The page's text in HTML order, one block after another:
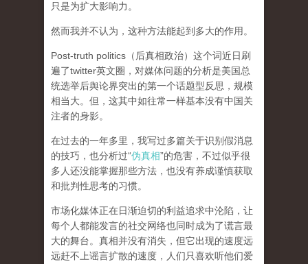
只是为扩大影响力。
然而我并不认为，这种方法能起到多大的作用。
Post-truth politics（后真相政治）这个词近日刷
遍了twitter英文圈，对媒体问题的分析是美国总
统选举后舆论界突出的第一个话题型反思，规模
相当大。但，这其中如往常一样基本没有中国关
注者的身影。
在过去的一年多里，我写过多篇关于识别假消息
的技巧，也分析过“伪真相”的危害，不过似乎很
多人还没能掌握那些方法，也没有养成谨慎获取
和批判性思考的习惯。
市场化媒体正在日渐迫切的利益追求中沦陷，让
每个人都能发言的社交网络也同时成为了谎言最
大的舞台。真相并没有消失，但它出现的速度远
远赶不上谣言扩散的速度，人们只喜欢听他们爱